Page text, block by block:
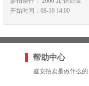
开始时间：08-10 14:00
帮助中心
鑫安拍卖是做什么的